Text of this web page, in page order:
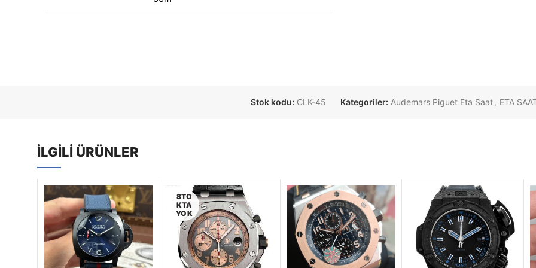
Stok kodu: CLK-45 Kategoriler: Audemars Piguet Eta Saat, ETA
İLGILI ÜRÜNLER
STO
KTA
YOK